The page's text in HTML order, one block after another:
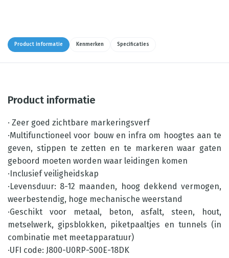
Product informatie Kenmerken Specificaties
Product informatie
· Zeer goed zichtbare markeringsverf
·Multifunctioneel voor bouw en infra om hoogtes aan te
geven, stippen te zetten en te markeren waar gaten
geboord moeten worden waar leidingen komen
·Inclusief veiligheidskap
·Levensduur: 8-12 maanden, hoog dekkend vermogen,
weerbestendig, hoge mechanische weerstand
·Geschikt voor metaal, beton, asfalt, steen, hout,
metselwerk, gipsblokken, piketpaaltjes en tunnels (in
combinatie met meetapparatuur)
·UFI code: J800-U0RP-S00E-18DK